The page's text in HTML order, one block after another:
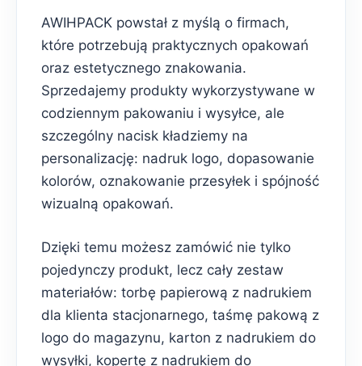
AWIHPACK powstał z myślą o firmach,
które potrzebują praktycznych opakowań
oraz estetycznego znakowania.
Sprzedajemy produkty wykorzystywane w
codziennym pakowaniu i wysyłce, ale
szczególny nacisk kładziemy na
personalizację: nadruk logo, dopasowanie
kolorów, oznakowanie przesyłek i spójność
wizualną opakowań.
Dzięki temu możesz zamówić nie tylko
pojedynczy produkt, lecz cały zestaw
materiałów: torbę papierową z nadrukiem
dla klienta stacjonarnego, taśmę pakową z
logo do magazynu, karton z nadrukiem do
wysyłki, kopertę z nadrukiem do